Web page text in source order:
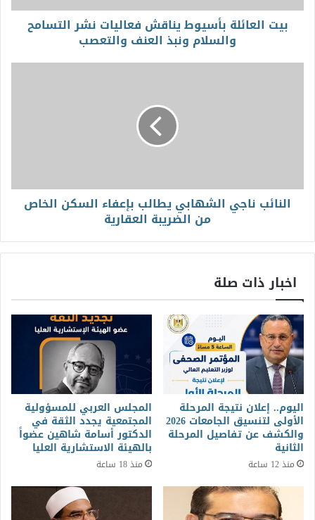
بيت العائلة بأسيوط يناقش فعاليات نشر التسامح
والسلام ونبذ العنف والتعصب
النائب ناجي الشهابي يطالب بإعفاء السكن الخاص
من الضريبة العقارية
اخبار ذات صلة
اليوم.. إعلان نتيجة المرحلة
الأولى لتنسيق الجامعات 2026
والكشف عن تفاصيل المرحلة
الثانية
منذ 12 ساعة
المجلس العربي للمسؤولية
المجتمعية يجدد الثقة في
الدكتور أسامة شاهين عضواً
بالهيئة الاستشارية العليا
منذ 18 ساعة